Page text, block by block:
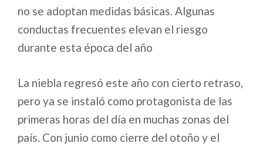
no se adoptan medidas básicas. Algunas
conductas frecuentes elevan el riesgo
durante esta época del año
La niebla regresó este año con cierto retraso,
pero ya se instaló como protagonista de las
primeras horas del día en muchas zonas del
país. Con junio como cierre del otoño y el